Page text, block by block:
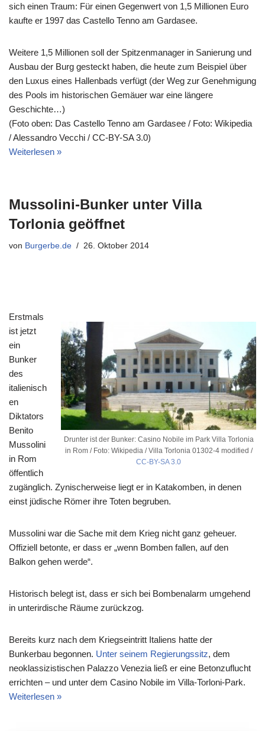
sich einen Traum: Für einen Gegenwert von 1,5 Millionen Euro
kaufte er 1997 das Castello Tenno am Gardasee.
Weitere 1,5 Millionen soll der Spitzenmanager in Sanierung und
Ausbau der Burg gesteckt haben, die heute zum Beispiel über
den Luxus eines Hallenbads verfügt (der Weg zur Genehmigung
des Pools im historischen Gemäuer war eine längere
Geschichte…)
(Foto oben: Das Castello Tenno am Gardasee / Foto: Wikipedia
/ Alessandro Vecchi / CC-BY-SA 3.0)
Weiterlesen »
Mussolini-Bunker unter Villa
Torlonia geöffnet
von Burgerbe.de 26. Oktober 2014
Drunter ist der Bunker: Casino Nobile im Park Villa Torlonia
in Rom / Foto: Wikipedia / Villa Torlonia 01302-4 modified /
CC-BY-SA 3.0
Erstmals
ist jetzt
ein
Bunker
des
italienisch
en
Diktators
Benito
Mussolini
in Rom
öffentlich
zugänglich. Zynischerweise liegt er in Katakomben, in denen
einst jüdische Römer ihre Toten begruben.
Mussolini war die Sache mit dem Krieg nicht ganz geheuer.
Offiziell betonte, er dass er „wenn Bomben fallen, auf den
Balkon gehen werde“.
Historisch belegt ist, dass er sich bei Bombenalarm umgehend
in unterirdische Räume zurückzog.
Bereits kurz nach dem Kriegseintritt Italiens hatte der
Bunkerbau begonnen. Unter seinem Regierungssitz, dem
neoklassizistischen Palazzo Venezia ließ er eine Betonzuflucht
errichten – und unter dem Casino Nobile im Villa-Torloni-Park.
Weiterlesen »